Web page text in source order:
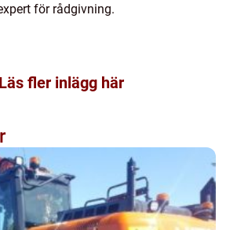
för rådgivning.
Läs fler inlägg här